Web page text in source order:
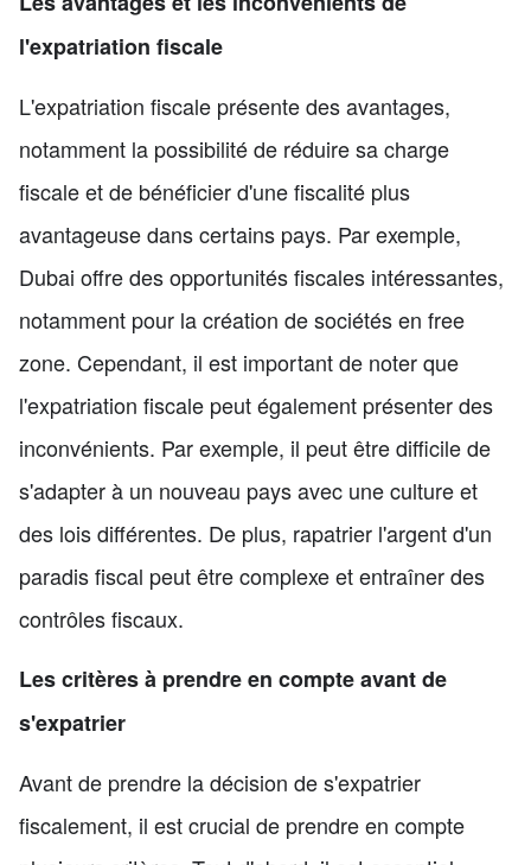
l'expatriation fiscale
L'expatriation fiscale présente des avantages,
notamment la possibilité de réduire sa charge
fiscale et de bénéficier d'une fiscalité plus
avantageuse dans certains pays. Par exemple,
Dubai offre des opportunités fiscales intéressantes,
notamment pour la création de sociétés en free
zone. Cependant, il est important de noter que
l'expatriation fiscale peut également présenter des
inconvénients. Par exemple, il peut être difficile de
s'adapter à un nouveau pays avec une culture et
des lois différentes. De plus, rapatrier l'argent d'un
paradis fiscal peut être complexe et entraîner des
contrôles fiscaux.
Les critères à prendre en compte avant de
s'expatrier
Avant de prendre la décision de s'expatrier
fiscalement, il est crucial de prendre en compte